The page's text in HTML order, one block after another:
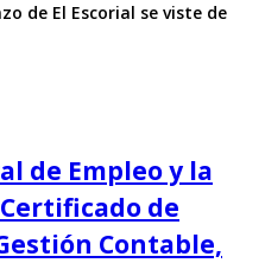
de El Escorial se viste de
de Empleo y la
de
Contable,